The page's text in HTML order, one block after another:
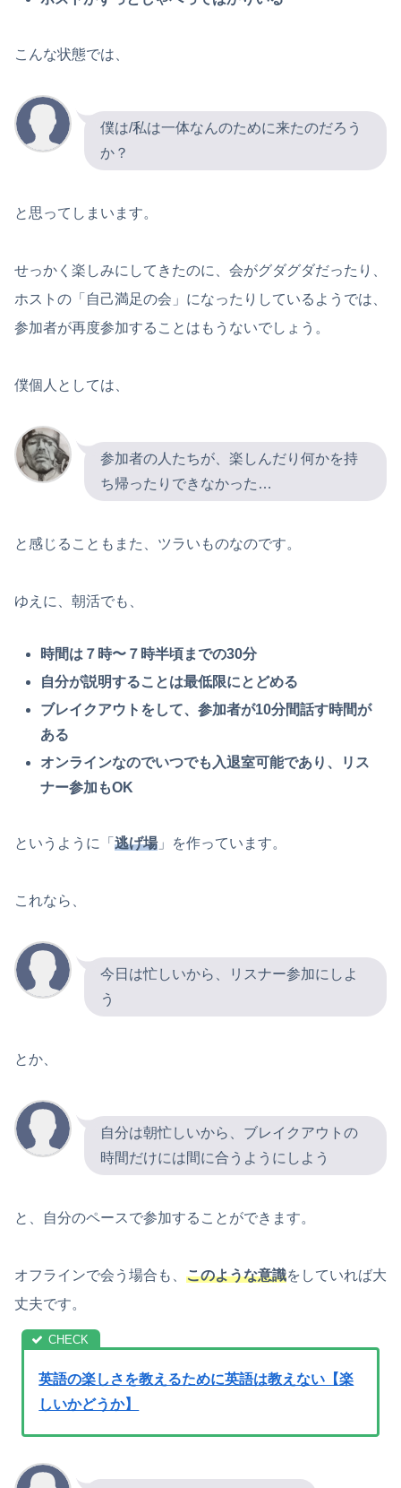
こんな状態では、
僕は/私は一体なんのために来たのだろう
か？
と思ってしまいます。
せっかく楽しみにしてきたのに、会がグダグダだったり、
ホストの「自己満足の会」になったりしているようでは、
参加者が再度参加することはもうないでしょう。
僕個人としては、
参加者の人たちが、楽しんだり何かを持
ち帰ったりできなかった…
と感じることもまた、ツラいものなのです。
ゆえに、朝活でも、
時間は７時〜７時半頃までの30分
自分が説明することは最低限にとどめる
ブレイクアウトをして、参加者が10分間話す時間が
ある
オンラインなのでいつでも入退室可能であり、リス
ナー参加もOK
というように「 逃げ場」を作っています。
これなら、
今日は忙しいから、リスナー参加にしよ
う
とか、
自分は朝忙しいから、ブレイクアウトの
時間だけには間に合うようにしよう
と、自分のペースで参加することができます。
オフラインで会う場合も、 このような意識をしていれば大
丈夫です。
英語の楽しさを教えるために英語は教えない【楽
しいかどうか】